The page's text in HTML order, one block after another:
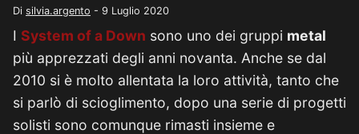
Di silvia.argento - 9 Luglio 2020
I System of a Down sono uno dei gruppi metal
più apprezzati degli anni novanta. Anche se dal
2010 si è molto allentata la loro attività, tanto che
si parlò di scioglimento, dopo una serie di progetti
solisti sono comunque rimasti insieme e